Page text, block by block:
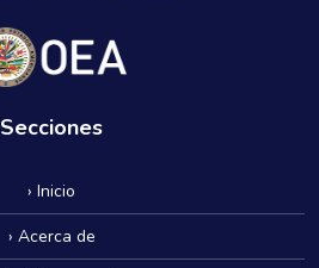
Secciones
› Inicio
› Acerca de